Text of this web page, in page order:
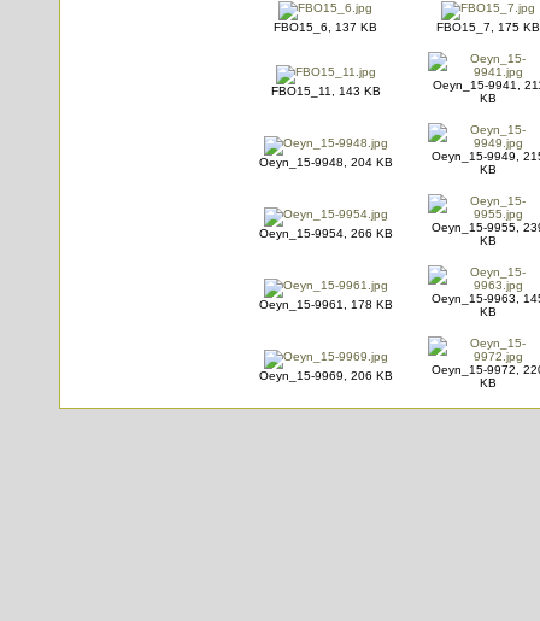
FBO15_6, 137 KB FBO15_7, 175 KB
FBO15_11, 143 KB
Oeyn_15-9941,
KB
Oeyn_15-9948, 204 KB
Oeyn_15-9949,
KB
Oeyn_15-9954, 266 KB
Oeyn_15-9955,
KB
Oeyn_15-9961, 178 KB
Oeyn_15-9963,
KB
Oeyn_15-9969, 206 KB
Oeyn_15-9972,
KB